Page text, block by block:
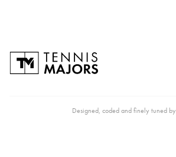
Designed, coded and finely tuned by